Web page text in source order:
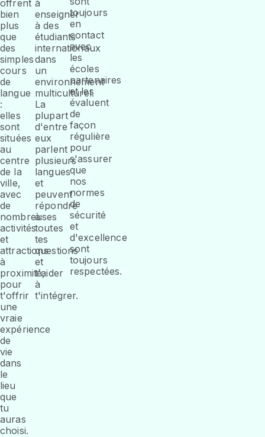
offrent
bien
plus
que
des
simples
cours
de
langue
:
elles
sont
situées
au
centre
de la
ville,
avec
de
nombreuses
activités
et
attractions
à
proximité,
pour
t'offrir
une
vraie
expérience
de
vie
dans
le
lieu
que
tu
auras
choisi.
à
enseigner
à des
étudiants
internationaux
dans
un
environnement
multiculturel.
La
plupart
d'entre
eux
parlent
plusieurs
langues
et
peuvent
répondre
à
toutes
tes
questions
et
t'aider
à
t'intégrer.
toujours
en
contact
avec
les
écoles
partenaires
et les
évaluent
de
façon
régulière
pour
s'assurer
que
nos
normes
de
sécurité
et
d'excellence
sont
toujours
respectées.